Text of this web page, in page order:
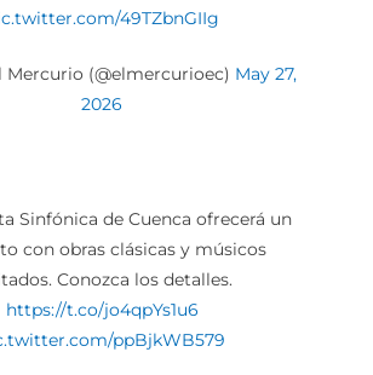
49TZbnGIIg
(@elmercurioec) May 27,
2026
Sinfónica de Cuenca ofrecerá un
con obras clásicas y músicos
Conozca los detalles.
https://t.co/jo4qpYs1u6
ppBjkWB579